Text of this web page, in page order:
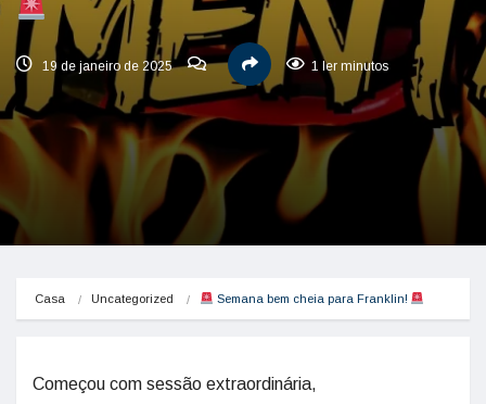
19 de janeiro de 2025 1 ler minutos
Casa Uncategorized Semana bem cheia para Franklin!
Começou com sessão extraordinária,